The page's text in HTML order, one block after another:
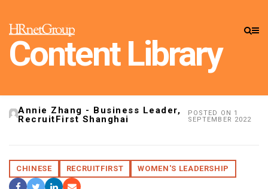
Content Library
CONTENT LIBRARY
Annie Zhang：重新创业
Annie Zhang - Business Leader,
RecruitFirst Shanghai
POSTED ON 1
SEPTEMBER 2022
CHINESE RECRUITFIRST WOMEN'S LEADERSHIP